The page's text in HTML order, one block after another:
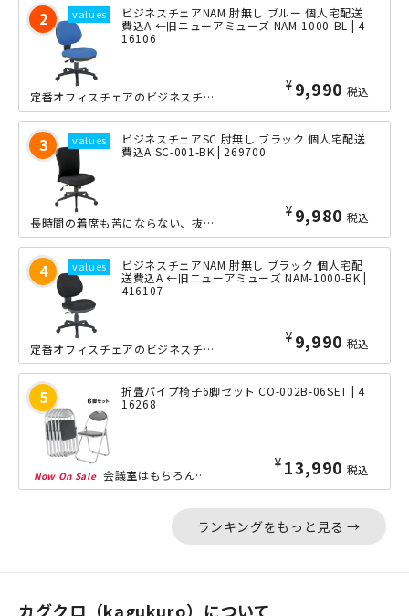
ビジネスチェアNAM 肘無し ブルー 個人宅配送
費込A ←旧ニューアミューズ NAM-1000-BL | 4
16106
¥ 9,990 税込
定番オフィスチェアのビジネスチェアNAMです。デスクワークに最適な確かな座り心地...
ビジネスチェアSC 肘無し ブラック 個人宅配送
費込A SC-001-BK | 269700
¥ 9,980 税込
長時間の着席も苦にならない、抜群の座り心地。このタイプのオフィスチェアとしては比...
ビジネスチェアNAM 肘無し ブラック 個人宅配
送費込A ←旧ニューアミューズ NAM-1000-BK |
416107
¥ 9,990 税込
定番オフィスチェアのビジネスチェアNAMです。デスクワークに最適な確かな座り心地...
折畳パイプ椅子6脚セット CO-002B-06SET | 4
16268
¥ 13,990 税込
会議室はもちろん、集会場、学校、多目的ホールと、あらゆる場面で定番の折りたたみ椅...
ランキングをもっと見る →
カグクロ（kagukuro）について